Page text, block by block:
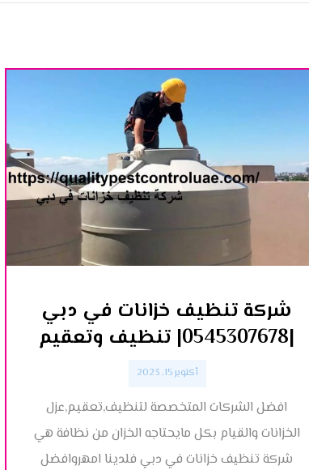
شركة تنظيف خزانات في دبي
|0545307678| تنظيف وتعقيم
أكتوبر 15, 2023
افضل الشركات المتخصصة لتنظيف,تعقيم,عزل
الخزانات والقيام بكل مايحتاجه الخزان من نظافة هي
شركة تنظيف خزانات في دبي فلدينا امهروافضل